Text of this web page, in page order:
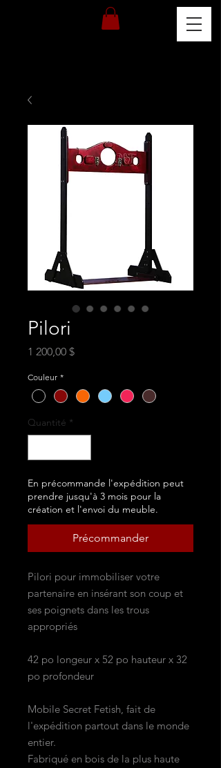
Pilori
1 200,00 $Prix
Couleur *
Quantité *
En précommande l'expédition peut
prendre jusqu'à 3 mois pour la
création et l'envoi du meuble.
Précommander
Pilori pour immobiliser votre
partenaire en insérant son coup et
ses poignets dans les trous
appropriés
42 po longeur x 52 po hauteur x 32
po profondeur
Mobile Secret Fetish, fait de
l'expédition partout dans le monde
entier.
Fabriqué en bois de la plus haute